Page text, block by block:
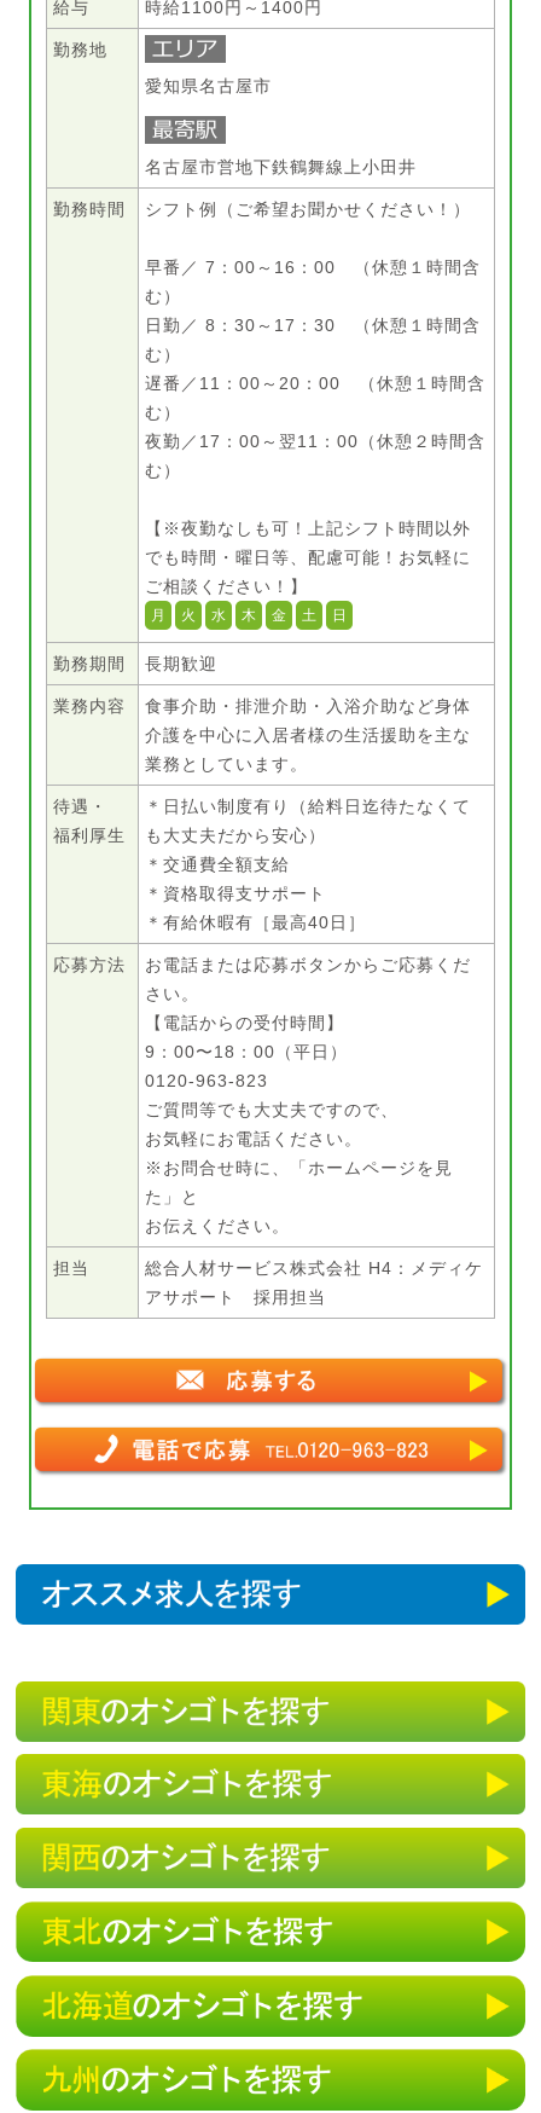
給与 時給1100円～1400円
勤務地
愛知県名古屋市
名古屋市営地下鉄鶴舞線上小田井
勤務時間 シフト例（ご希望お聞かせください！）
早番／ 7：00～16：00 （休憩１時間含
む）
日勤／ 8：30～17：30 （休憩１時間含
む）
遅番／11：00～20：00 （休憩１時間含
む）
夜勤／17：00～翌11：00（休憩２時間含
む）
【※夜勤なしも可！上記シフト時間以外
でも時間・曜日等、配慮可能！お気軽に
ご相談ください！】
月 火 水 木 金 土 日
勤務期間 長期歓迎
業務内容
食事介助・排泄介助・入浴介助など身体
介護を中心に入居者様の生活援助を主な
業務としています。
待遇・
福利厚生
＊日払い制度有り（給料日迄待たなくて
も大丈夫だから安心）
＊交通費全額支給
＊資格取得支サポート
＊有給休暇有［最高40日］
応募方法
お電話または応募ボタンからご応募くだ
さい。
【電話からの受付時間】
9：00〜18：00（平日）
0120-963-823
ご質問等でも大丈夫ですので、
お気軽にお電話ください。
※お問合せ時に、「ホームページを見
た」と
お伝えください。
担当
総合人材サービス株式会社 H4：メディケ
アサポート 採用担当